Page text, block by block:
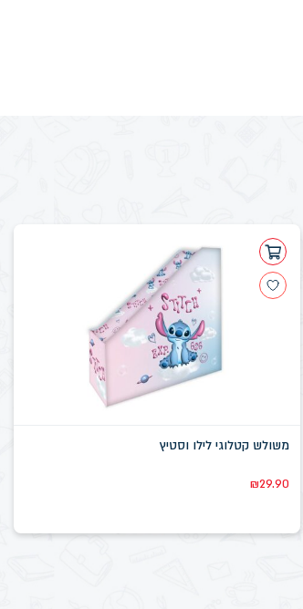
משולש קטלוגי לילו וסטיץ
₪29.90